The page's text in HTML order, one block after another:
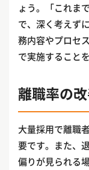
ょう。「これま
で、深く考えず
務内容やプロセ
で実施すること
離職率の
大量採用で離職
要です。また、
偏りが見られる